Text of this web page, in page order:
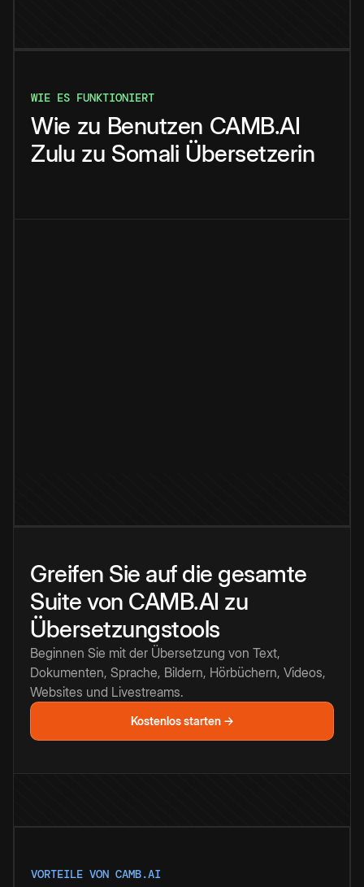
WIE ES FUNKTIONIERT
Wie zu Benutzen CAMB.AI
Zulu zu Somali Übersetzerin
Greifen Sie auf die gesamte
Suite von CAMB.AI zu
Übersetzungstools
Beginnen Sie mit der Übersetzung von Text,
Dokumenten, Sprache, Bildern, Hörbüchern, Videos,
Websites und Livestreams.
Kostenlos starten →
VORTEILE VON CAMB.AI